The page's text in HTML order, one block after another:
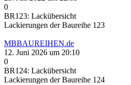
0
BR123: Lackübersicht
Lackierungen der Baureihe 123
MBBAUREIHEN.de
12. Juni 2026 um 20:10
0
BR124: Lackübersicht
Lackierungen der Baureihe 124